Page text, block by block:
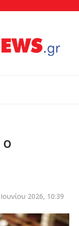
2026, 10:39